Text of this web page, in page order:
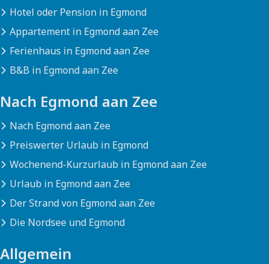
Hotel oder Pension in Egmond
Appartement in Egmond aan Zee
Ferienhaus in Egmond aan Zee
B&B in Egmond aan Zee
Nach Egmond aan Zee
Nach Egmond aan Zee
Preiswerter Urlaub in Egmond
Wochenend-Kurzurlaub in Egmond aan Zee
Urlaub in Egmond aan Zee
Der Strand von Egmond aan Zee
Die Nordsee und Egmond
Allgemein